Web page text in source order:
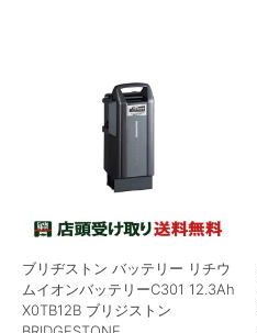
ブリヂストン バッテリー リチウ
ムイオンバッテリーC301 12.3Ah
X0TB12B ブリジストン